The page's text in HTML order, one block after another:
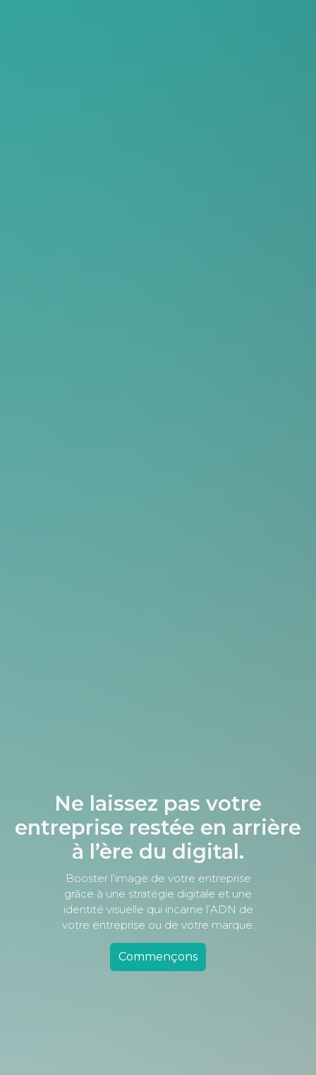
Ne laissez pas votre
entreprise restée en arrière
à l’ère du digital.
Booster l’image de votre entreprise
grâce à une stratégie digitale et une
identité visuelle qui incarne l’ADN de
votre entreprise ou de votre marque.
Commençons